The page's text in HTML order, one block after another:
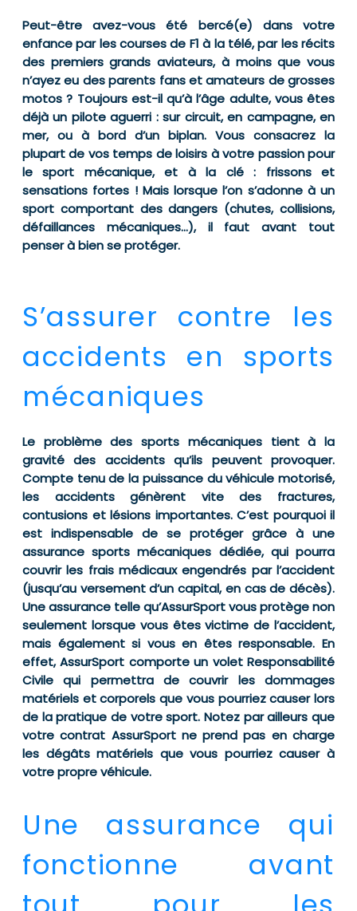
Peut-être avez-vous été bercé(e) dans votre
enfance par les courses de F1 à la télé, par les récits
des premiers grands aviateurs, à moins que vous
n’ayez eu des parents fans et amateurs de grosses
motos ? Toujours est-il qu’à l’âge adulte, vous êtes
déjà un pilote aguerri : sur circuit, en campagne, en
mer, ou à bord d’un biplan. Vous consacrez la
plupart de vos temps de loisirs à votre passion pour
le sport mécanique, et à la clé : frissons et
sensations fortes ! Mais lorsque l’on s’adonne à un
sport comportant des dangers (chutes, collisions,
défaillances mécaniques…), il faut avant tout
penser à bien se protéger.
S’assurer contre les
accidents en sports
mécaniques
Le problème des sports mécaniques tient à la
gravité des accidents qu’ils peuvent provoquer.
Compte tenu de la puissance du véhicule motorisé,
les accidents génèrent vite des fractures,
contusions et lésions importantes. C’est pourquoi il
est indispensable de se protéger grâce à une
assurance sports mécaniques dédiée, qui pourra
couvrir les frais médicaux engendrés par l’accident
(jusqu’au versement d’un capital, en cas de décès).
Une assurance telle qu’AssurSport vous protège non
seulement lorsque vous êtes victime de l’accident,
mais également si vous en êtes responsable. En
effet, AssurSport comporte un volet Responsabilité
Civile qui permettra de couvrir les dommages
matériels et corporels que vous pourriez causer lors
de la pratique de votre sport. Notez par ailleurs que
votre contrat AssurSport ne prend pas en charge
les dégâts matériels que vous pourriez causer à
votre propre véhicule.
Une assurance qui
fonctionne avant